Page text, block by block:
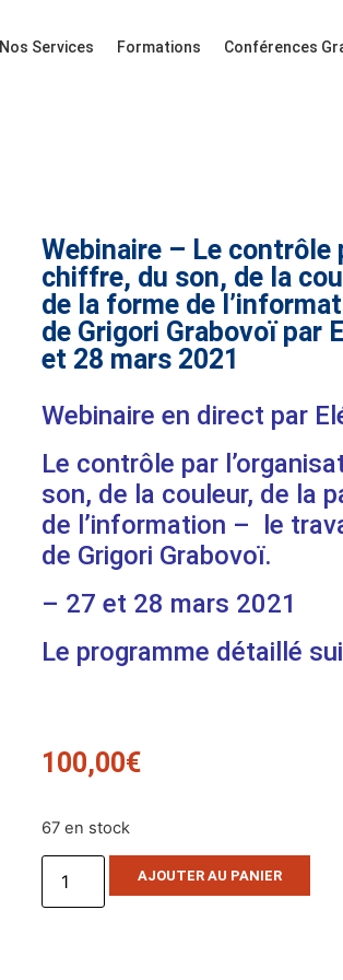
Nos Services Formations Conférences
Webinaire – Le contrôle
chiffre, du son, de la
de la forme de
de Grigori Grabovoï par
et 28 mars 2021
Webinaire en direct par
Le contrôle par
son, de la couleur, de la
de l’information – le
de Grigori Grabovoï.
– 27 et 28 mars 2021
Le programme détaillé
100,00€
67 en stock
AJOUTER AU PANIER